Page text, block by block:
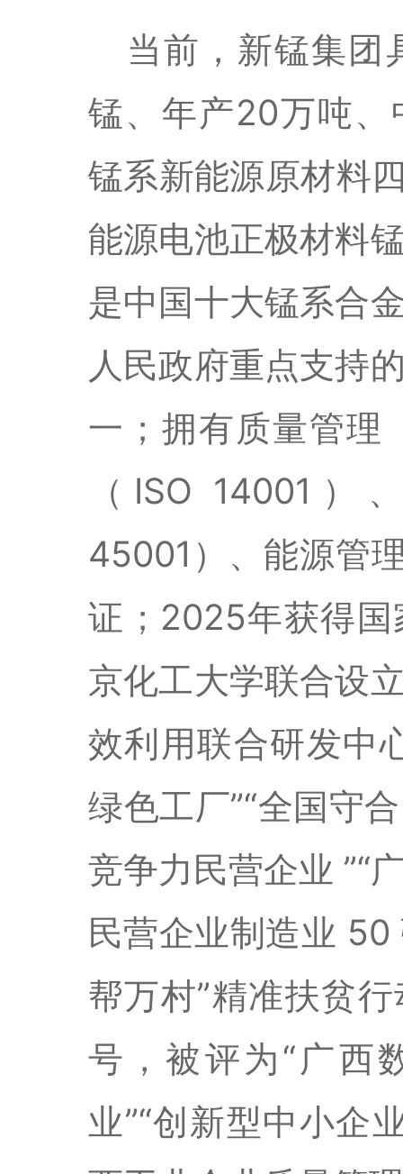
当前，新锰集团
锰、年产20万吨、
锰系新能源原材料
能源电池正极材料
是中国十大锰系合
人民政府重点支持
一；拥有质量管理
（ ISO 14001 ）
45001 ） 、 能源管
证； 2025年获得
京化工大学联合设
效利用联合研发中
绿色工厂”“全国守
竞争力民营企业 ”“
民营企业制造业 50
帮万村”精准扶贫
号，被评为“广西
业”“创新型中小企